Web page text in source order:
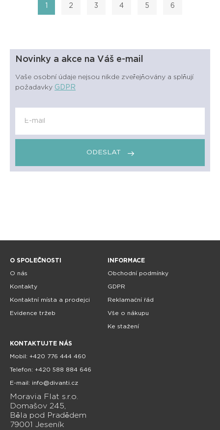
2 3 4 5 6
Novinky a akce na Váš e-mail
Vaše osobní údaje nejsou nikde zveřejňovány a splňují
požadavky GDPR
ODESLAT
O SPOLEČNOSTI
O nás
Kontakty
Kontaktní místa a prodejci
Evidence tržeb
INFORMACE
Obchodní podmínky
GDPR
Reklamační řád
Vše o nákupu
Ke stažení
KONTAKTUJTE NÁS
Mobil: +420 776 444 460
Telefon: +420 588 884 646
E-mail: info@divanti.cz
Moravia Flat s.r.o.
Domašov 245,
Běla pod Pradědem
79001 Jeseník